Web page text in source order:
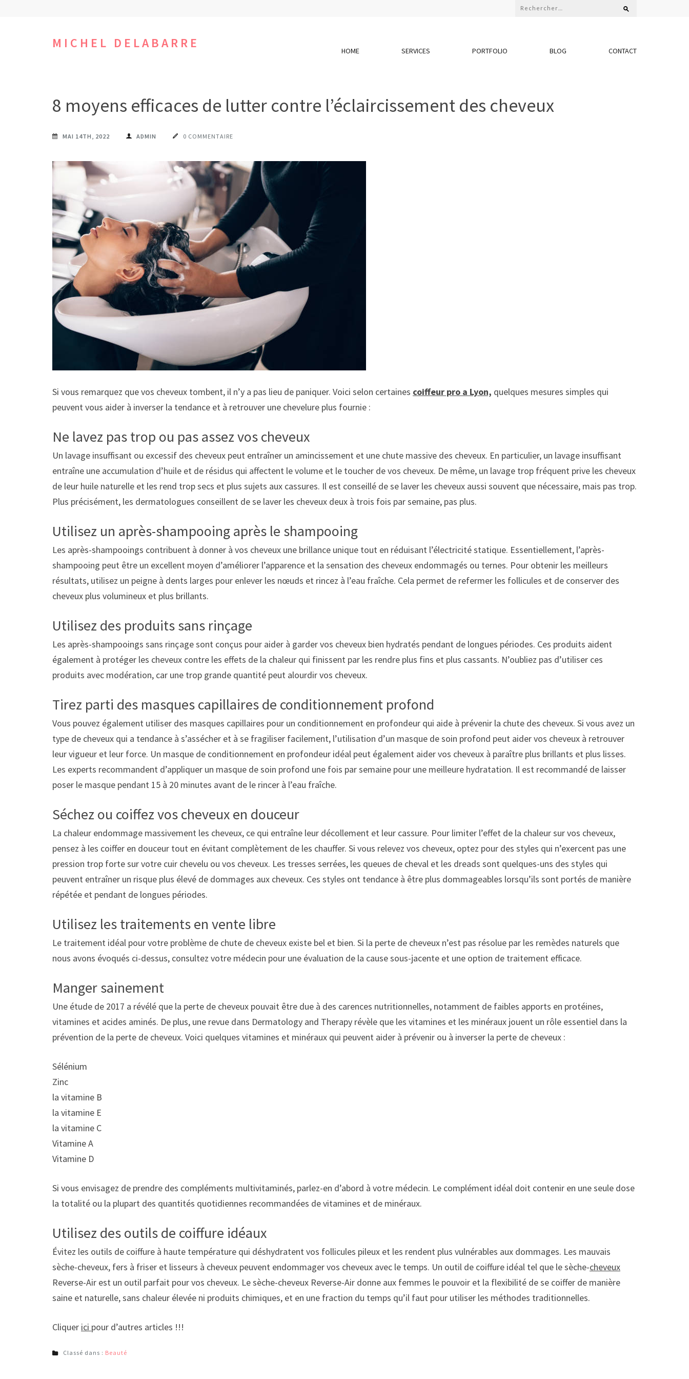
Rechercher :
MICHEL DELABARRE HOME SERVICES PORTFOLIO BLOG CONTACT
8 moyens efficaces de lutter contre l’éclaircissement des cheveux
MAI 14TH, 2022 ADMIN 0 COMMENTAIRE
Si vous remarquez que vos cheveux tombent, il n’y a pas lieu de paniquer. Voici selon certaines coiffeur pro a Lyon, quelques mesures simples qui
peuvent vous aider à inverser la tendance et à retrouver une chevelure plus fournie :
Ne lavez pas trop ou pas assez vos cheveux
Un lavage insuffisant ou excessif des cheveux peut entraîner un amincissement et une chute massive des cheveux. En particulier, un lavage insuffisant
entraîne une accumulation d’huile et de résidus qui affectent le volume et le toucher de vos cheveux. De même, un lavage trop fréquent prive les cheveux
de leur huile naturelle et les rend trop secs et plus sujets aux cassures. Il est conseillé de se laver les cheveux aussi souvent que nécessaire, mais pas trop.
Plus précisément, les dermatologues conseillent de se laver les cheveux deux à trois fois par semaine, pas plus.
Utilisez un après-shampooing après le shampooing
Les après-shampooings contribuent à donner à vos cheveux une brillance unique tout en réduisant l’électricité statique. Essentiellement, l’après-
shampooing peut être un excellent moyen d’améliorer l’apparence et la sensation des cheveux endommagés ou ternes. Pour obtenir les meilleurs
résultats, utilisez un peigne à dents larges pour enlever les nœuds et rincez à l’eau fraîche. Cela permet de refermer les follicules et de conserver des
cheveux plus volumineux et plus brillants.
Utilisez des produits sans rinçage
Les après-shampooings sans rinçage sont conçus pour aider à garder vos cheveux bien hydratés pendant de longues périodes. Ces produits aident
également à protéger les cheveux contre les effets de la chaleur qui finissent par les rendre plus fins et plus cassants. N’oubliez pas d’utiliser ces
produits avec modération, car une trop grande quantité peut alourdir vos cheveux.
Tirez parti des masques capillaires de conditionnement profond
Vous pouvez également utiliser des masques capillaires pour un conditionnement en profondeur qui aide à prévenir la chute des cheveux. Si vous avez un
type de cheveux qui a tendance à s’assécher et à se fragiliser facilement, l’utilisation d’un masque de soin profond peut aider vos cheveux à retrouver
leur vigueur et leur force. Un masque de conditionnement en profondeur idéal peut également aider vos cheveux à paraître plus brillants et plus lisses.
Les experts recommandent d’appliquer un masque de soin profond une fois par semaine pour une meilleure hydratation. Il est recommandé de laisser
poser le masque pendant 15 à 20 minutes avant de le rincer à l’eau fraîche.
Séchez ou coiffez vos cheveux en douceur
La chaleur endommage massivement les cheveux, ce qui entraîne leur décollement et leur cassure. Pour limiter l’effet de la chaleur sur vos cheveux,
pensez à les coiffer en douceur tout en évitant complètement de les chauffer. Si vous relevez vos cheveux, optez pour des styles qui n’exercent pas une
pression trop forte sur votre cuir chevelu ou vos cheveux. Les tresses serrées, les queues de cheval et les dreads sont quelques-uns des styles qui
peuvent entraîner un risque plus élevé de dommages aux cheveux. Ces styles ont tendance à être plus dommageables lorsqu’ils sont portés de manière
répétée et pendant de longues périodes.
Utilisez les traitements en vente libre
Le traitement idéal pour votre problème de chute de cheveux existe bel et bien. Si la perte de cheveux n’est pas résolue par les remèdes naturels que
nous avons évoqués ci-dessus, consultez votre médecin pour une évaluation de la cause sous-jacente et une option de traitement efficace.
Manger sainement
Une étude de 2017 a révélé que la perte de cheveux pouvait être due à des carences nutritionnelles, notamment de faibles apports en protéines,
vitamines et acides aminés. De plus, une revue dans Dermatology and Therapy révèle que les vitamines et les minéraux jouent un rôle essentiel dans la
prévention de la perte de cheveux. Voici quelques vitamines et minéraux qui peuvent aider à prévenir ou à inverser la perte de cheveux :
Sélénium
Zinc
la vitamine B
la vitamine E
la vitamine C
Vitamine A
Vitamine D
Si vous envisagez de prendre des compléments multivitaminés, parlez-en d’abord à votre médecin. Le complément idéal doit contenir en une seule dose
la totalité ou la plupart des quantités quotidiennes recommandées de vitamines et de minéraux.
Utilisez des outils de coiffure idéaux
Évitez les outils de coiffure à haute température qui déshydratent vos follicules pileux et les rendent plus vulnérables aux dommages. Les mauvais
sèche-cheveux, fers à friser et lisseurs à cheveux peuvent endommager vos cheveux avec le temps. Un outil de coiffure idéal tel que le sèche-cheveux
Reverse-Air est un outil parfait pour vos cheveux. Le sèche-cheveux Reverse-Air donne aux femmes le pouvoir et la flexibilité de se coiffer de manière
saine et naturelle, sans chaleur élevée ni produits chimiques, et en une fraction du temps qu’il faut pour utiliser les méthodes traditionnelles.
Cliquer ici pour d’autres articles !!!
Classé dans : Beauté